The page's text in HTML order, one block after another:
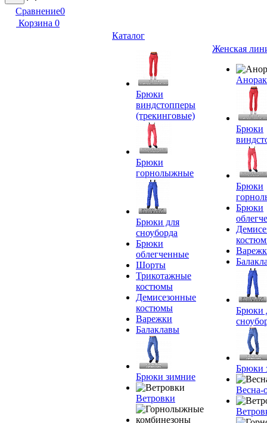
Сравнение0
Корзина 0
Каталог
Брюки
виндстопперы
(трекинговые)
Брюки
горнолыжные
Брюки для
сноуборда
Брюки
облегченные
Шорты
Трикотажные
костюмы
Демисезонные
костюмы
Варежки
Балаклавы
Брюки зимние
Ветровки
Женская
Брюки
Брюки
Брюки
Брюки
Брюки
Весна-